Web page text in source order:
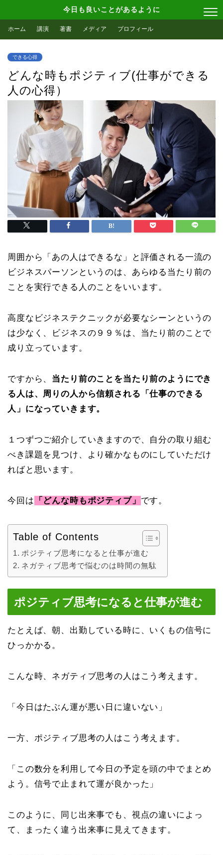
今日も良いことがあるように
ホーム 講演 著書 メディア プロフィール
できる心得
どんな時もポジティブ(仕事ができる
人の心得）
周囲から「あの人はできるな」と評価される一流の
ビジネスパーソンというのは、あらゆる当たり前の
ことを実行できる人のことをいいます。
高度なビジネステクニックが必要なシーンというの
は少なく、ビジネスの９９％は、当たり前のことで
成り立っています。
ですから、 当たり前のことを当たり前のようにでき
る人は、周りの人から信頼される「仕事のできる
人」になっていきます。
１つずつご紹介していきますので、自分の取り組む
べき課題を見つけ、より確かなものにしていただけ
ればと思います。
今回は 「どんな時もポジティブ」 です。
Table of Contents
ポジティブ思考になると仕事が進む
ネガティブ思考で悩むのは時間の無駄
ポジティブ思考になると仕事が進む
たとえば、朝、出勤している時に、いくもの信号に
ひっかかる。
こんな時、ネガティブ思考の人はこう考えます。
「今日はたぶん運が悪い日に違いない」
一方、ポジティブ思考の人はこう考えます。
「この数分を利用して今日の予定を頭の中でまとめ
よう。信号で止まれて運が良かった」
このように、同じ出来事でも、視点の違いによっ
て、まったく違う出来事に見えてきます。